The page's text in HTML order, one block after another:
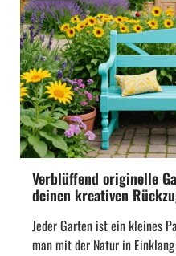
Verblüffend originelle
deinen kreativen
Jeder Garten ist ein kleines
man mit der Natur in